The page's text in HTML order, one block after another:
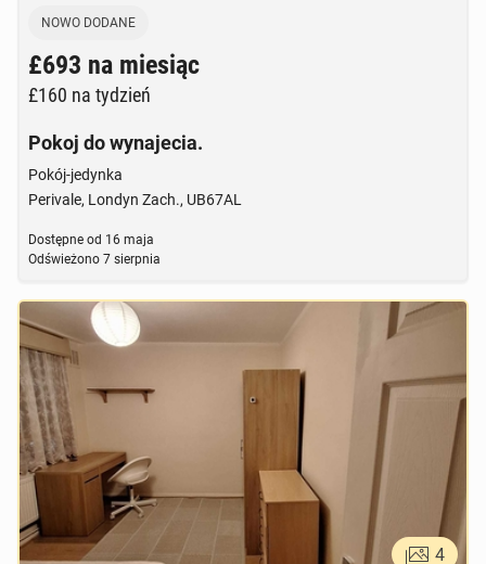
NOWO DODANE
£693 na miesiąc
£160 na tydzień
Pokoj do wynajecia.
Pokój-jedynka
Perivale, Londyn Zach., UB67AL
Dostępne od 16 maja
Odświeżono 7 sierpnia
4